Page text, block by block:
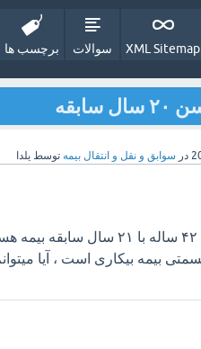
XML Sitemap سوالات برچسب ها
در سوابق و نقل و انتقال بیمه‌ توسط یلدا
ببخشید من خانم ۴۲ ساله با